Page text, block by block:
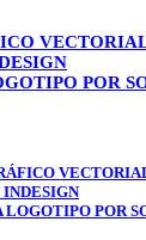
POR
INDESIGN
POR